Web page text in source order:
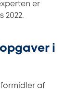
er
2022.
i
af